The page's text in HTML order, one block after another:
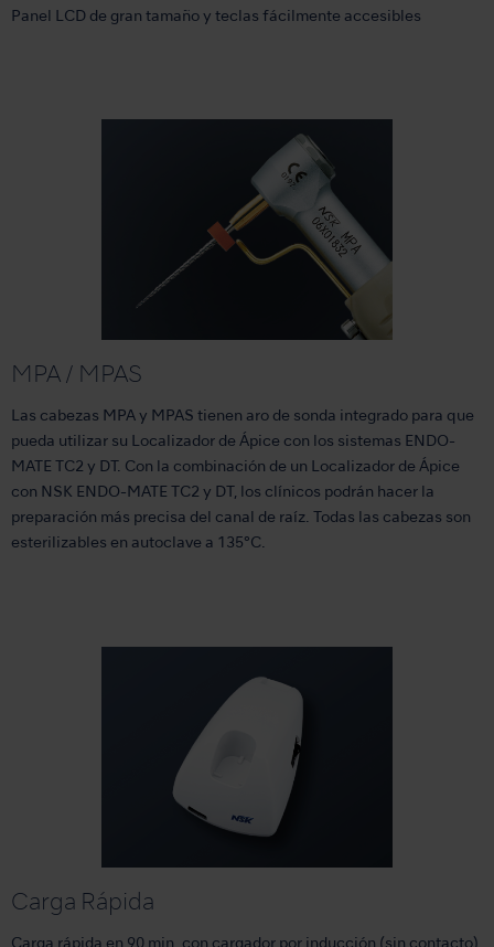
Panel LCD de gran tamaño y teclas fácilmente accesibles
MPA / MPAS
Las cabezas MPA y MPAS tienen aro de sonda integrado para que
pueda utilizar su Localizador de Ápice con los sistemas ENDO-
MATE TC2 y DT. Con la combinación de un Localizador de Ápice
con NSK ENDO-MATE TC2 y DT, los clínicos podrán hacer la
preparación más precisa del canal de raíz. Todas las cabezas son
esterilizables en autoclave a 135°C.
Carga Rápida